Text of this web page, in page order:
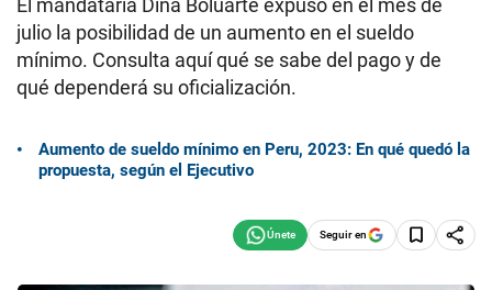
El mandataria Dina Boluarte expuso en el mes de
julio la posibilidad de un aumento en el sueldo
mínimo. Consulta aquí qué se sabe del pago y de
qué dependerá su oficialización.
Aumento de sueldo mínimo en Peru, 2023: En qué quedó la
propuesta, según el Ejecutivo
Seguir en